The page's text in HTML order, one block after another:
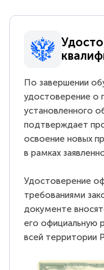
По завершении
удостоверение о
установленного
подтверждает
освоение новых
в рамках
Удостоверение
требованиями
документе
его официальную
всей территории